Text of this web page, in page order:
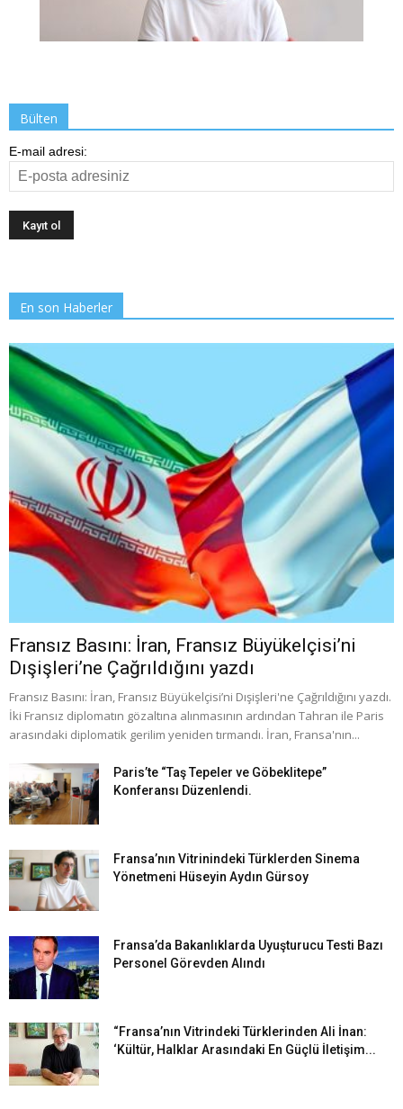
Bülten
E-mail adresi:
En son Haberler
Fransız Basını: İran, Fransız Büyükelçisi’ni
Dışişleri’ne Çağrıldığını yazdı
Fransız Basını: İran, Fransız Büyükelçisi’ni Dışişleri'ne Çağrıldığını yazdı.
İki Fransız diplomatın gözaltına alınmasının ardından Tahran ile Paris
arasındaki diplomatik gerilim yeniden tırmandı. İran, Fransa'nın...
Paris’te “Taş Tepeler ve Göbeklitepe”
Konferansı Düzenlendi.
Fransa’nın Vitrinindeki Türklerden Sinema
Yönetmeni Hüseyin Aydın Gürsoy
Fransa’da Bakanlıklarda Uyuşturucu Testi Bazı
Personel Görevden Alındı
“Fransa’nın Vitrindeki Türklerinden Ali İnan:
‘Kültür, Halklar Arasındaki En Güçlü İletişim...